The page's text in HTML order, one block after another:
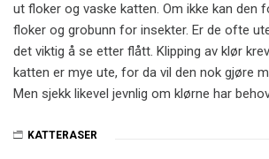
ut floker og vaske katten. Om ikke kan den
floker og grobunn for insekter. Er de ofte
det viktig å se etter flått. Klipping av klør
katten er mye ute, for da vil den nok gjøre
Men sjekk likevel jevnlig om klørne har
KATTERASER